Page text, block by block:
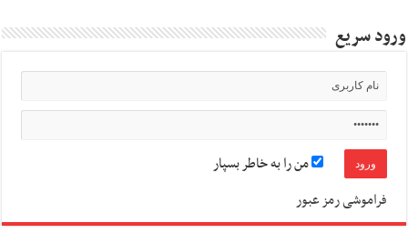
ورود سریع
من را به خاطر بسپار
فراموشی رمز عبور